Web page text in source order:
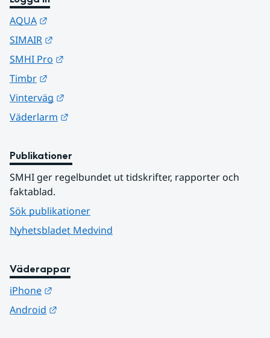
AQUA
SIMAIR
SMHI Pro
Timbr
Vinterväg
Väderlarm
Publikationer
SMHI ger regelbundet ut tidskrifter, rapporter och
faktablad.
Sök publikationer
Nyhetsbladet Medvind
Väderappar
iPhone
Android